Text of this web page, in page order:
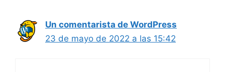
Un comentarista de WordPress
23 de mayo de 2022 a las 15:42